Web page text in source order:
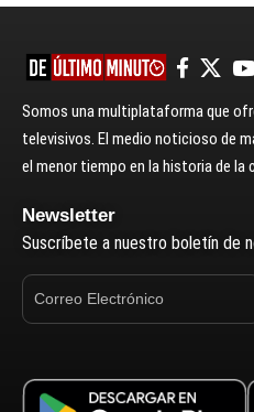
Somos una multiplataforma que
televisivos. El medio noticioso de
el menor tiempo en la historia de la
Newsletter
Suscríbete a nuestro boletín de